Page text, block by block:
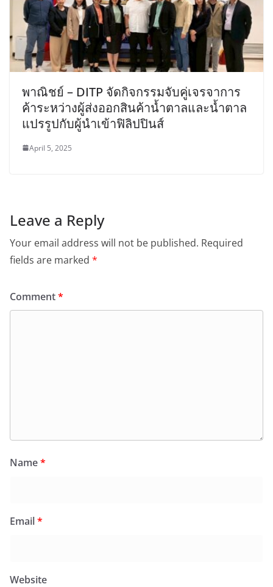
พาณิชย์ – DITP จัดกิจกรรมจับคู่เจรจาการ
ค้าระหว่างผู้ส่งออกสินค้าน้ำตาลและน้ำตาล
แปรรูปกับผู้นำเข้าฟิลิปปินส์
April 5, 2025
Leave a Reply
Your email address will not be published. Required
fields are marked *
Comment*
Name*
Email*
Website